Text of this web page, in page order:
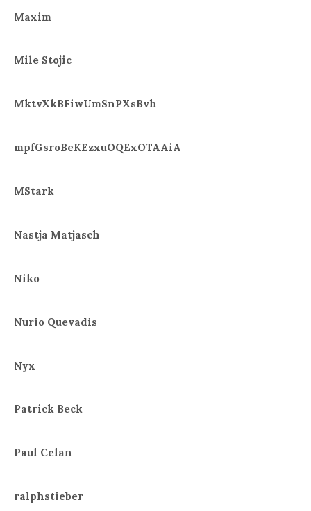
Maxim
Mile Stojic
MktvXkBFiwUmSnPXsBvh
mpfGsroBeKEzxuOQExOTAAiA
MStark
Nastja Matjasch
Niko
Nurio Quevadis
Nyx
Patrick Beck
Paul Celan
ralphstieber